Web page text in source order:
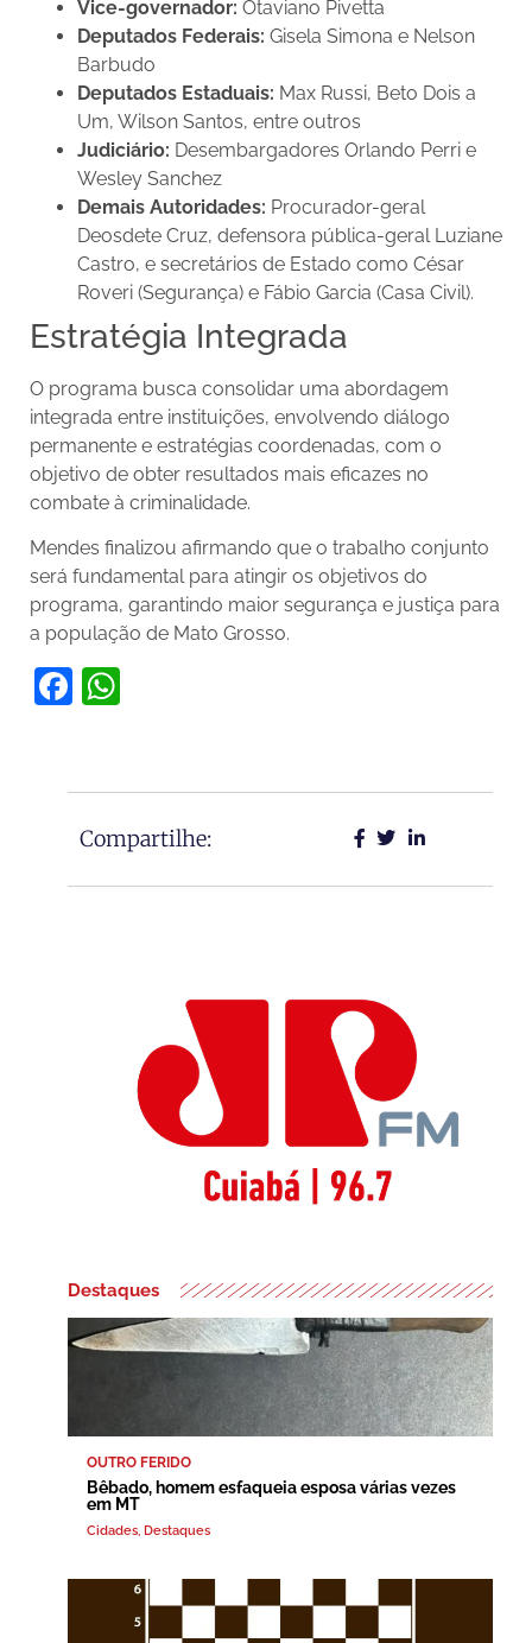
Vice-governador: Otaviano Pivetta
Deputados Federais: Gisela Simona e Nelson
Barbudo
Deputados Estaduais: Max Russi, Beto Dois a
Um, Wilson Santos, entre outros
Judiciário: Desembargadores Orlando Perri e
Wesley Sanchez
Demais Autoridades: Procurador-geral
Deosdete Cruz, defensora pública-geral Luziane
Castro, e secretários de Estado como César
Roveri (Segurança) e Fábio Garcia (Casa Civil).
Estratégia Integrada
O programa busca consolidar uma abordagem
integrada entre instituições, envolvendo diálogo
permanente e estratégias coordenadas, com o
objetivo de obter resultados mais eficazes no
combate à criminalidade.
Mendes finalizou afirmando que o trabalho conjunto
será fundamental para atingir os objetivos do
programa, garantindo maior segurança e justiça para
a população de Mato Grosso.
Facebook
Compartilhe:
Destaques
OUTRO FERIDO
Bêbado, homem esfaqueia esposa várias vezes
em MT
Cidades, Destaques